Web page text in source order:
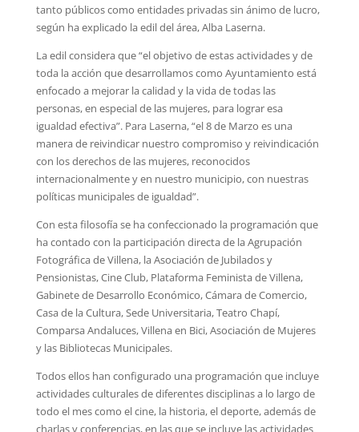
tanto públicos como entidades privadas sin ánimo de lucro,
según ha explicado la edil del área, Alba Laserna.
La edil considera que “el objetivo de estas actividades y de
toda la acción que desarrollamos como Ayuntamiento está
enfocado a mejorar la calidad y la vida de todas las
personas, en especial de las mujeres, para lograr esa
igualdad efectiva”. Para Laserna, “el 8 de Marzo es una
manera de reivindicar nuestro compromiso y reivindicación
con los derechos de las mujeres, reconocidos
internacionalmente y en nuestro municipio, con nuestras
políticas municipales de igualdad”.
Con esta filosofía se ha confeccionado la programación que
ha contado con la participación directa de la Agrupación
Fotográfica de Villena, la Asociación de Jubilados y
Pensionistas, Cine Club, Plataforma Feminista de Villena,
Gabinete de Desarrollo Económico, Cámara de Comercio,
Casa de la Cultura, Sede Universitaria, Teatro Chapí,
Comparsa Andaluces, Villena en Bici, Asociación de Mujeres
y las Bibliotecas Municipales.
Todos ellos han configurado una programación que incluye
actividades culturales de diferentes disciplinas a lo largo de
todo el mes como el cine, la historia, el deporte, además de
charlas y conferencias, en las que se incluye las actividades